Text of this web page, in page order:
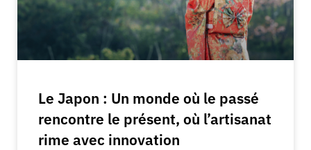
Le Japon : Un monde où le passé
rencontre le présent, où l’artisanat
rime avec innovation